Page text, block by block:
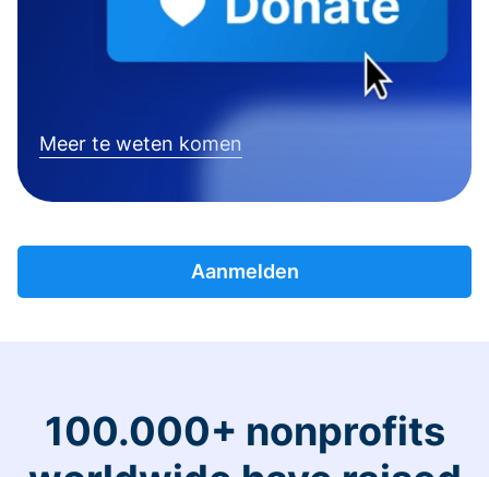
Meer te weten komen
Aanmelden
100.000+ nonprofits